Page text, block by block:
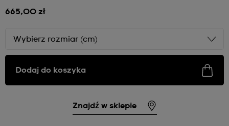
665,00 zł
Wybierz rozmiar (cm)
Dodaj do koszyka
Znajdź w sklepie